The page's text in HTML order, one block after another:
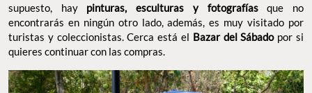
supuesto, hay pinturas, esculturas y fotografíasque no
encontrarás en ningún otro lado, además, es muy visitado por
turistas y coleccionistas. Cerca está el Bazar del Sábado por si
quieres continuar con las compras.